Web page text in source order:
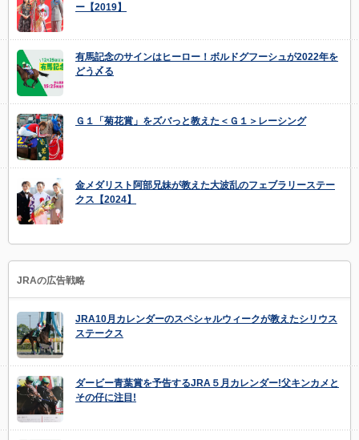
ー【2019】
有馬記念のサインはヒーロー！ボルドグフーシュが2022年を
どう〆る
Ｇ１「菊花賞」をズバっと教えた＜Ｇ１＞レーシング
金メダリスト阿部兄妹が教えた大波乱のフェブラリーステー
クス【2024】
JRAの広告戦略
JRA10月カレンダーのスペシャルウィークが教えたシリウス
ステークス
ダービー青葉賞を予告するJRA５月カレンダー!父キンカメと
その仔に注目!